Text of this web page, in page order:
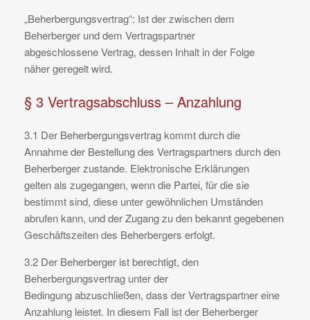
„Beherbergungsvertrag“: Ist der zwischen dem
Beherberger und dem Vertragspartner
abgeschlossene Vertrag, dessen Inhalt in der Folge
näher geregelt wird.
§ 3 Vertragsabschluss – Anzahlung
3.1 Der Beherbergungsvertrag kommt durch die
Annahme der Bestellung des Vertragspartners durch den
Beherberger zustande. Elektronische Erklärungen
gelten als zugegangen, wenn die Partei, für die sie
bestimmt sind, diese unter gewöhnlichen Umständen
abrufen kann, und der Zugang zu den bekannt gegebenen
Geschäftszeiten des Beherbergers erfolgt.
3.2 Der Beherberger ist berechtigt, den
Beherbergungsvertrag unter der
Bedingung abzuschließen, dass der Vertragspartner eine
Anzahlung leistet. In diesem Fall ist der Beherberger